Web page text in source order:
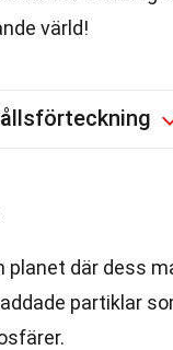
värld!
planet där dess
partiklar